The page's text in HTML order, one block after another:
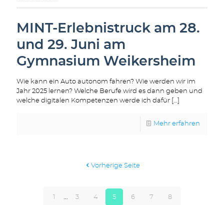
MINT-Erlebnistruck am 28.
und 29. Juni am
Gymnasium Weikersheim
Wie kann ein Auto autonom fahren? Wie werden wir im
Jahr 2025 lernen? Welche Berufe wird es dann geben und
welche digitalen Kompetenzen werde ich dafür […]
Mehr erfahren
Vorherige Seite
1 ... 3 4 5 6 7 8